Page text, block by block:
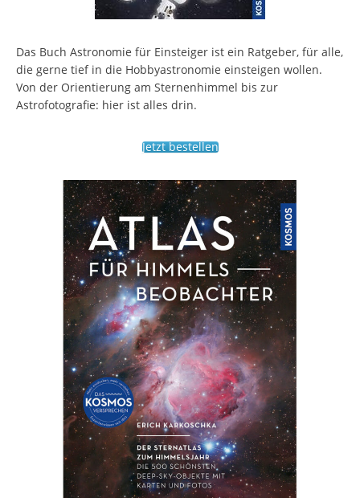
Das Buch Astronomie für Einsteiger ist ein Ratgeber, für alle,
die gerne tief in die Hobbyastronomie einsteigen wollen.
Von der Orientierung am Sternenhimmel bis zur
Astrofotografie: hier ist alles drin.
Jetzt bestellen